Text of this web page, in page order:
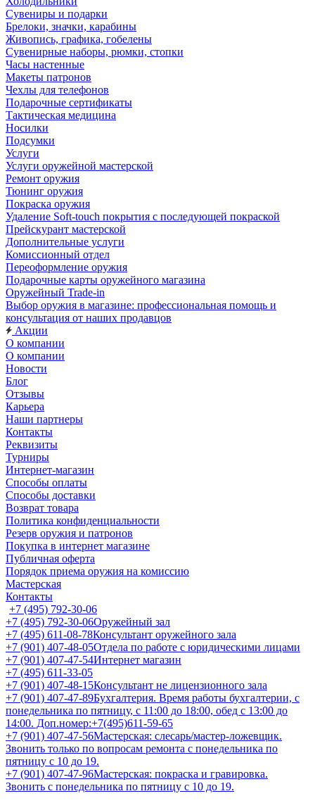
Сувениры и подарки
Брелоки, значки, карабины
Живопись, графика, гобелены
Сувенирные наборы, рюмки, стопки
Часы настенные
Макеты патронов
Чехлы для телефонов
Подарочные сертификаты
Тактическая медицина
Носилки
Подсумки
Услуги
Услуги оружейной мастерской
Ремонт оружия
Тюнинг оружия
Покраска оружия
Удаление Soft-touch покрытия с последующей покраской
Прейскурант мастерской
Дополнительные услуги
Комиссионный отдел
Переоформление оружия
Подарочные карты оружейного магазина
Оружейный Trade-in
Выбор оружия в магазине: профессиональная помощь и
консультация от наших продавцов
Акции
О компании
О компании
Новости
Блог
Отзывы
Карьера
Наши партнеры
Контакты
Реквизиты
Турниры
Интернет-магазин
Способы оплаты
Способы доставки
Возврат товара
Политика конфиденциальности
Резерв оружия и патронов
Покупка в интернет магазине
Публичная оферта
Порядок приема оружия на комиссию
Мастерская
Контакты
+7 (495) 792-30-06
+7 (495) 792-30-06Оружейный зал
+7 (495) 611-08-78Консультант оружейного зала
+7 (901) 407-48-05Отдела по работе с юридическими лицами
+7 (901) 407-47-54Интернет магазин
+7 (495) 611-33-05
+7 (901) 407-48-15Консультант не лицензионного зала
+7 (901) 407-47-89Бухгалтерия. Время работы бухгалтерии, с
понедельника по пятницу, с 11:00 до 18:00, обед с 13:00 до
14:00. Доп.номер:+7(495)611-59-65
+7 (901) 407-47-56Мастерская: слесарь/мастер-ложевщик.
Звонить только по вопросам ремонта с понедельника по
пятницу с 10 до 19.
+7 (901) 407-47-96Мастерская: покраска и гравировка.
Звонить с понедельника по пятницу с 10 до 19.